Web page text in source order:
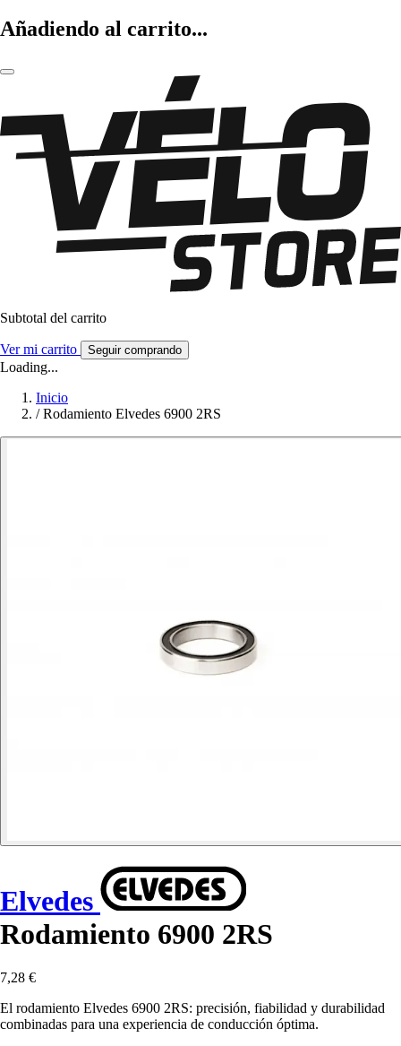
Añadiendo al carrito...
Subtotal del carrito
Ver mi carrito Seguir comprando
Loading...
Inicio
/ Rodamiento Elvedes 6900 2RS
Elvedes
Rodamiento 6900 2RS
7,28 €
El rodamiento Elvedes 6900 2RS: precisión, fiabilidad y durabilidad
combinadas para una experiencia de conducción óptima.